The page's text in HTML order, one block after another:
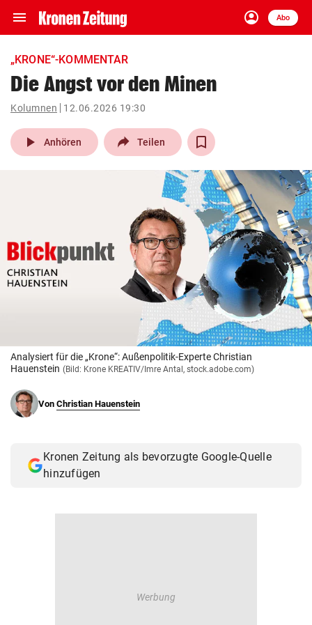
menu Navigation
ein-/ausklappen
account_circle
Anmelden
Abo
close Schließen
account_circle Anmelden
pin_drop
arrow_right
search
eingeben
© Krone Multimedia GmbH & Co KG 2026
„KRONE“-KOMMENTAR
Die Angst vor den Minen
Kolumnen 12.06.2026 19:30
play_arrow Anhören Teilen
Analysiert für die „Krone“: Außenpolitik-Experte Christian
Hauenstein (Bild: Krone KREATIV/Imre Antal, stock.adobe.com)
Von Christian Hauenstein
Kronen Zeitung als bevorzugte Google-Quelle
hinzufügen